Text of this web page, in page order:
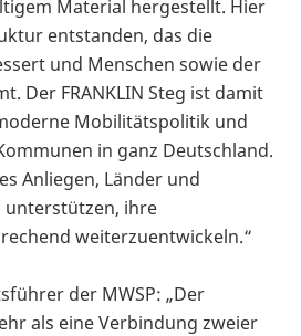
Material hergestellt. Hier
entstanden, das die
und Menschen sowie der
Der FRANKLIN Steg ist damit
Mobilitätspolitik und
in ganz Deutschland.
Anliegen, Länder und
unterstützen, ihre
weiterzuentwickeln.“
der MWSP: „Der
als eine Verbindung zweier